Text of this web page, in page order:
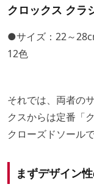
クロックス クラ
●サイズ：22～
12色
それでは、両者の
クスからは定番「
クローズドソール
まずデザイン